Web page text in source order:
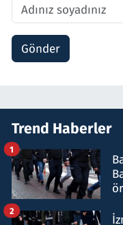
Gönder
Trend Haberler
1
2